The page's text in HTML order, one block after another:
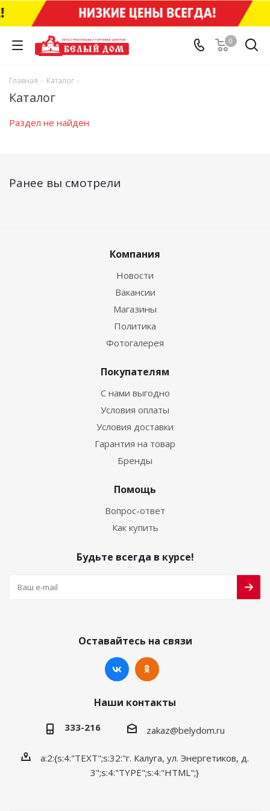
0
Главная - Каталог -
Каталог
Раздел не найден
Ранее вы смотрели
Компания
Новости
Вакансии
Магазины
Политика
Фотогалерея
Покупателям
С нами выгодно
Условия оплаты
Условия доставки
Гарантия на товар
Бренды
Помощь
Вопрос-ответ
Как купить
Будьте всегда в курсе!
Оставайтесь на связи
Наши контакты
333-216 zakaz@belydom.ru
a:2:{s:4:"TEXT";s:32:"г. Калуга, ул. Энергетиков, д.
3";s:4:"TYPE";s:4:"HTML";}